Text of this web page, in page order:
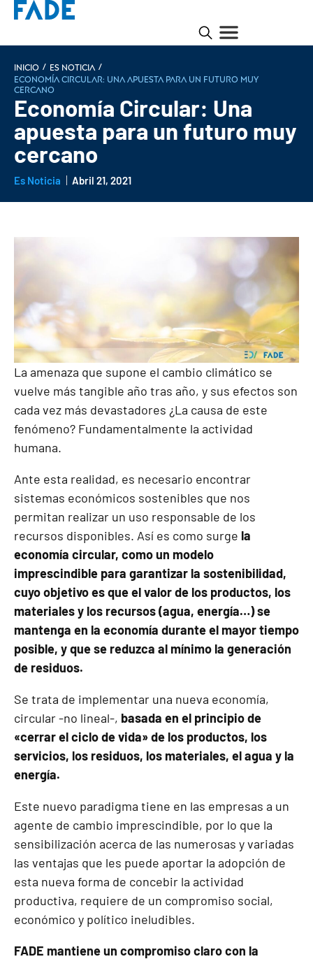
INICIO / Es noticia /
Economía Circular: Una apuesta para un futuro muy
cercano
Economía Circular: Una
apuesta para un futuro muy
cercano
Es Noticia Abril 21, 2021
La amenaza que supone el cambio climático se
vuelve más tangible año tras año, y sus efectos son
cada vez más devastadores ¿La causa de este
fenómeno? Fundamentalmente la actividad
humana.
Ante esta realidad, es necesario encontrar
sistemas económicos sostenibles que nos
permitan realizar un uso responsable de los
recursos disponibles. Así es como surge la
economía circular, como un modelo
imprescindible para garantizar la sostenibilidad,
cuyo objetivo es que el valor de los productos, los
materiales y los recursos (agua, energía…) se
mantenga en la economía durante el mayor tiempo
posible, y que se reduzca al mínimo la generación
de residuos.
Se trata de implementar una nueva economía,
circular -no lineal-, basada en el principio de
«cerrar el ciclo de vida» de los productos, los
servicios, los residuos, los materiales, el agua y la
energía.
Este nuevo paradigma tiene en las empresas a un
agente de cambio imprescindible, por lo que la
sensibilización acerca de las numerosas y variadas
las ventajas que les puede aportar la adopción de
esta nueva forma de concebir la actividad
productiva, requiere de un compromiso social,
económico y político ineludibles.
FADE mantiene un compromiso claro con la